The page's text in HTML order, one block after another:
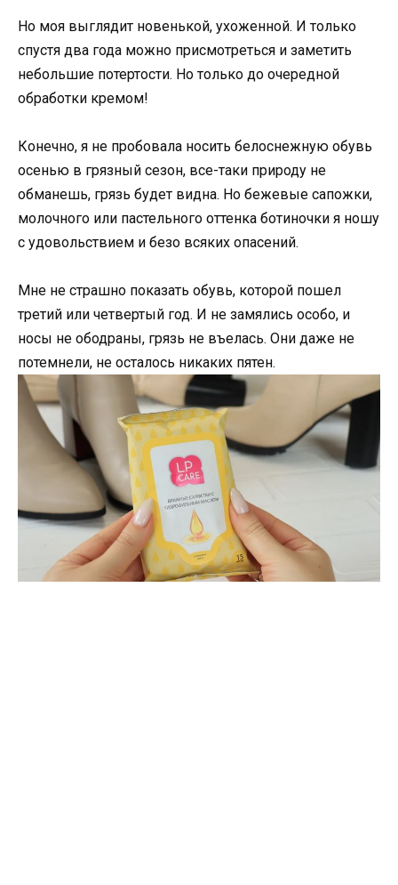
Но моя выглядит новенькой, ухоженной. И только
спустя два года можно присмотреться и заметить
небольшие потертости. Но только до очередной
обработки кремом!
Конечно, я не пробовала носить белоснежную обувь
осенью в грязный сезон, все-таки природу не
обманешь, грязь будет видна. Но бежевые сапожки,
молочного или пастельного оттенка ботиночки я ношу
с удовольствием и безо всяких опасений.
Мне не страшно показать обувь, которой пошел
третий или четвертый год. И не замялись особо, и
носы не ободраны, грязь не въелась. Они даже не
потемнели, не осталось никаких пятен.